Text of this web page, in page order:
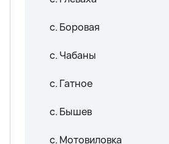
с. Боровая
с. Чабаны
с. Гатное
с. Бышев
с. Мотовиловка